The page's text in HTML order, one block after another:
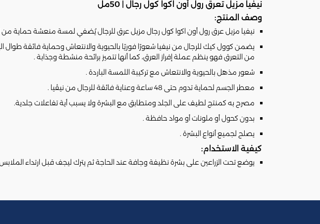
نيفيا مزيل تعرق رول أون اكوا كول رجال | 50مل
وصف المنتج:
نيفيا مزيل عرق رول أون اكوا كول رجال مزيل عرق للرجال يُضفي لمسة منعشة حماية من
يضمن كوول كيك للرجال من نيفيا شعورًا فوريًا بالحيوية والانتعاش وحماية فائقة طوال
من التعرق فهو ينظم عملة إفراز العرق، كما أنها تتميز برائحة منشطة وجذابة .
شعور مذهل بالحيوية والانتعاش مع تركيبة اللمسة الباردة .
معطر الجسم لحماية تدوم حتى 48 ساعة وعناية فائقة للرجال من نيڤيا .
مصرح به كمنتج لطيف على الجلد ومتطابق مع البشرة ولا يسبب أية تفاعلات جلدية.
بدون كحول أو ملونات أو مواد حافظة .
يصلح لجميع أنواع البشرة .
كيفية الاستخدام:
يوضع تحت الزراعين على بشرة نظيفة وجافة عند الحاجة ثم يترك ليجف قبل ارتداء